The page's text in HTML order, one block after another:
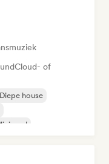
of
Diepe house